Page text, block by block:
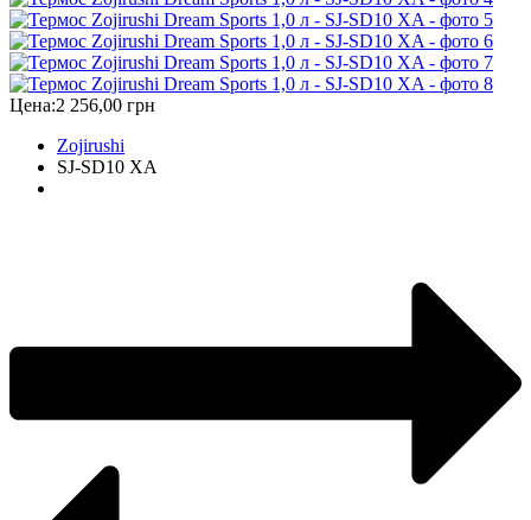
Цена:2 256,00 грн
Zojirushi
SJ-SD10 ХA